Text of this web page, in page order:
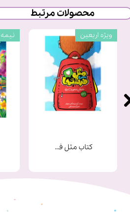
★★
محصولات مرتبط
کتاب مثل فرشته ها
ویژه اربعین